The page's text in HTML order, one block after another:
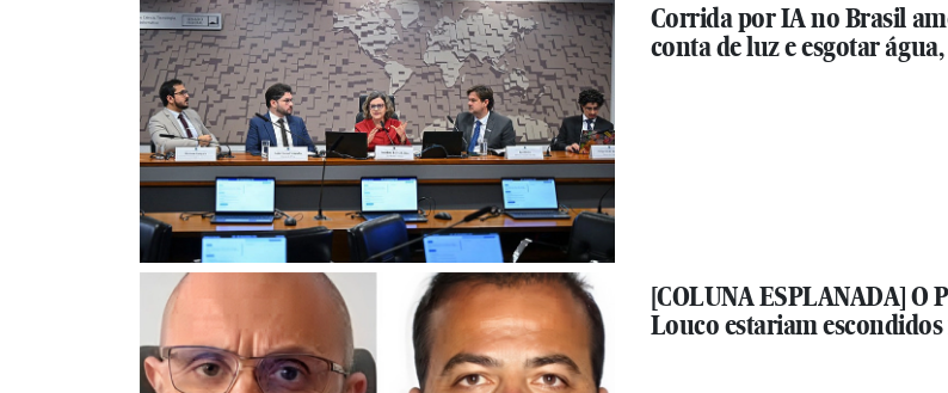
Corrida por IA no Brasil
conta de luz e esgotar
[COLUNA ESPLANADA] O
Louco estariam